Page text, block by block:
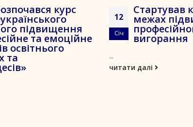
курс
підвищення
та емоційне
освітнього
та
12
Січ
Стартував
межах
вигорання
...
читати далі